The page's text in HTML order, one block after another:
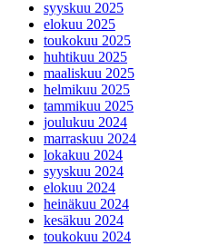
syyskuu 2025
elokuu 2025
toukokuu 2025
huhtikuu 2025
maaliskuu 2025
helmikuu 2025
tammikuu 2025
joulukuu 2024
marraskuu 2024
lokakuu 2024
syyskuu 2024
elokuu 2024
heinäkuu 2024
kesäkuu 2024
toukokuu 2024